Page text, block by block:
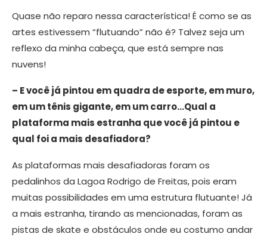
Quase não reparo nessa característica! É como se as
artes estivessem “flutuando” não é? Talvez seja um
reflexo da minha cabeça, que está sempre nas
nuvens!
– E você já pintou em quadra de esporte, em muro,
em um tênis gigante, em um carro…Qual a
plataforma mais estranha que você já pintou e
qual foi a mais desafiadora?
As plataformas mais desafiadoras foram os
pedalinhos da Lagoa Rodrigo de Freitas, pois eram
muitas possibilidades em uma estrutura flutuante! Já
a mais estranha, tirando as mencionadas, foram as
pistas de skate e obstáculos onde eu costumo andar